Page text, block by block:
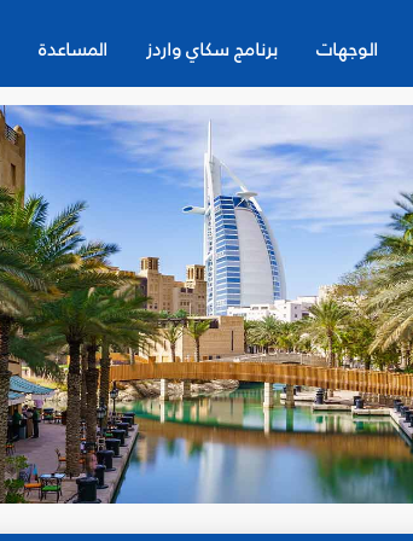
الوجهات برنامج سكاي واردز المساعدة